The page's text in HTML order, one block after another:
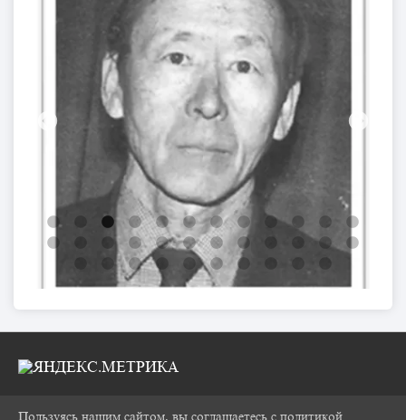
Пользуясь нашим сайтом, вы соглашаетесь с политикой